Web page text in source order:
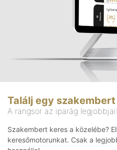
Találj egy szakembert
A rangsor az iparág
Szakembert keres a közelébe?
keresőmotorunkat. Csak a